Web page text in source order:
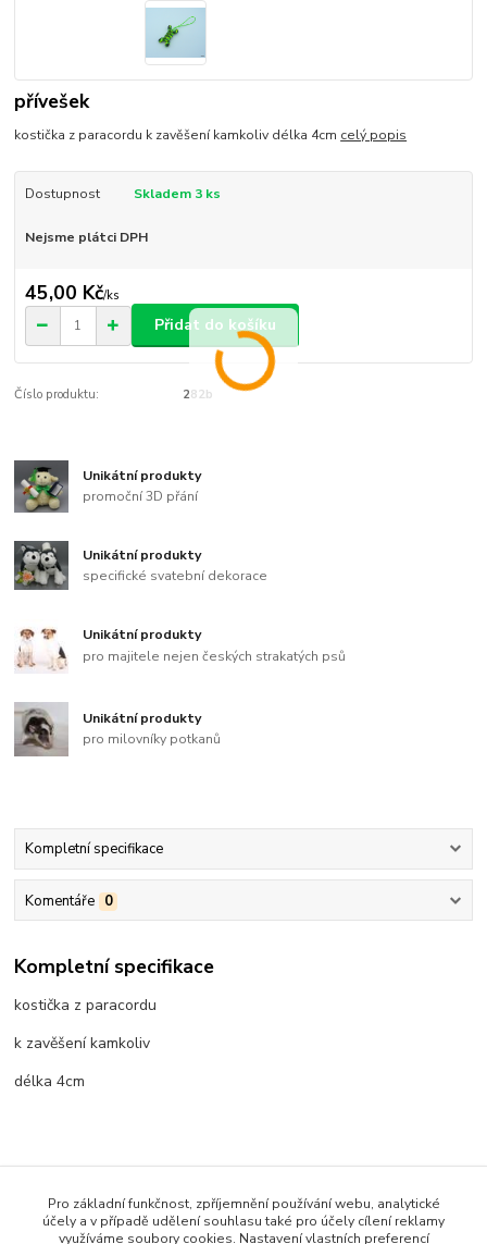
přívešek
kostička z paracordu k zavěšení kamkoliv délka 4cm celý popis
Dostupnost Skladem 3 ks
Nejsme plátci DPH
45,00 Kč/ks
Přidat do košíku
Číslo produktu: 282b
Unikátní produkty
promoční 3D přání
Unikátní produkty
specifické svatební dekorace
Unikátní produkty
pro majitele nejen českých strakatých psů
Unikátní produkty
pro milovníky potkanů
Kompletní specifikace
Komentáře 0
Kompletní specifikace
kostička z paracordu
k zavěšení kamkoliv
délka 4cm
Pro strakáčníky (pejskaře)
Pro základní funkčnost, zpříjemnění používání webu, analytické
účely a v případě udělení souhlasu také pro účely cílení reklamy
využíváme soubory cookies. Nastavení vlastních preferencí